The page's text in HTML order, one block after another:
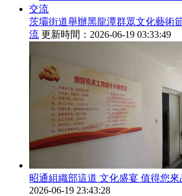
茨壩街道舉辦黑龍潭群眾文化藝術
流 更新時間：2026-06-19 03:33:49
昭通組織部這道 文化盛宴 值得您來
2026-06-19 23:43:28